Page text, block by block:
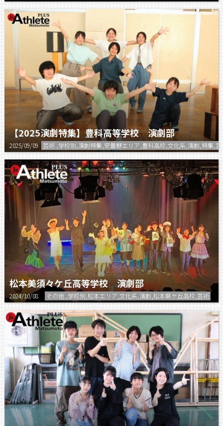
【2025演劇特集】豊科高等学校 演劇部
2025/09/09 芸術 ,学校別,演劇特集,安曇野エリア,豊科高校,文化系,演劇,特集,芸
松本美須々ケ丘高等学校 演劇部
2024/10/08 その他 ,学校別,松本エリア,文化系,演劇,松本県ケ丘高校,芸術